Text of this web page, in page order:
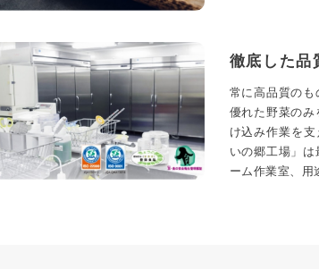
徹底した品
常に高品質の
優れた野菜の
け込み作業を
いの郷工場」
ーム作業室、用